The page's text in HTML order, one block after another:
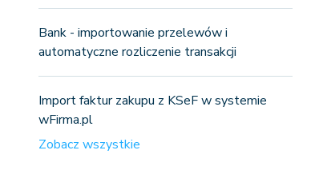
Bank - importowanie przelewów i
automatyczne rozliczenie transakcji
Import faktur zakupu z KSeF w systemie
wFirma.pl
Zobacz wszystkie